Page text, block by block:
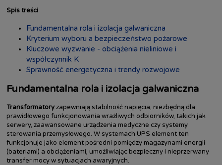
Spis treści
Fundamentalna rola i izolacja galwaniczna
Kryterium wyboru a bezpieczeństwo pożarowe
Kluczowe wyzwanie - obciążenia nieliniowe i
współczynnik K
Sprawność energetyczna i trendy rozwojowe
Fundamentalna rola i izolacja galwaniczna
Transformatoryzapewniają stabilność napięcia, niezbędną dla
prawidłowego funkcjonowania wrażliwych odbiorników, takich jak
serwery, zaawansowane urządzenia medyczne czy systemy
sterowania przemysłowego. W systemach UPS element ten
funkcjonuje jako element pośredni pomiędzy magazynami energii
(bateriami) a obciążeniami, umożliwiając bezpieczny i nieprzerwany
transfer mocy w sytuacjach awaryjnych.